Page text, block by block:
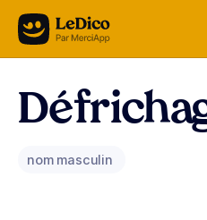
Aller au contenu
nom masculin